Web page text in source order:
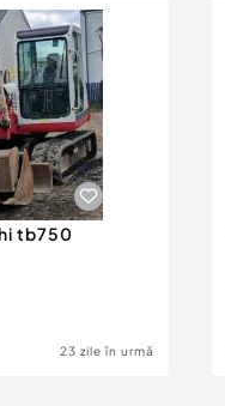
tb750
23 zile în urmă